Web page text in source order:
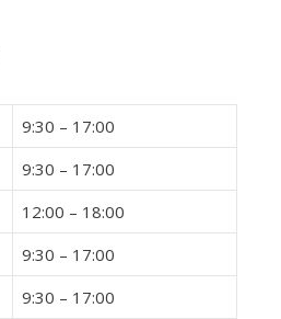
9:30 – 17:00
9:30 – 17:00
12:00 – 18:00
9:30 – 17:00
9:30 – 17:00